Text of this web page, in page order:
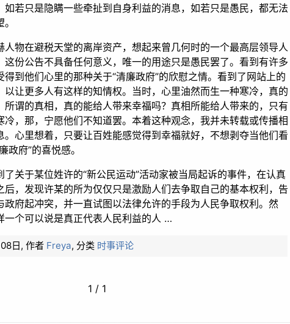
如若只是隐瞒一些牵扯到自身利益的消息，如若只是愚民，都无法
人物在避税天堂的离岸资产，想起来曾几何时的一个最高层领导人
这份公告不具备任何意义，唯一的用途只是愚民罢了。看到有许多
得到他们心里的那种关于“清廉政府”的欣慰之情。看到了网站上的
以让更多人有这样的知情权。当时，心里油然而生一种寒冷，真的
所谓的真相，真的能给人带来幸福吗？真相所能给人带来的，只有
冷，那，宁愿他们不知道罢。本着这种观念，我并未转载或传播相
。心里想着，只要让百姓能感觉得到幸福就好，不想剥夺当他们看
政府”的喜悦感。
了关于某位姓许的“新公民运动”活动家被当局起诉的事件，在认真
后，发现许某的所为仅仅只是激励人们去争取自己的基本权利，告
政府起冲突，并一直试图以法律允许的手段为人民争取权利。然
一个可以说是真正代表人民利益的人 …
日, 作者 Freya,分类 时事评论
1 / 1